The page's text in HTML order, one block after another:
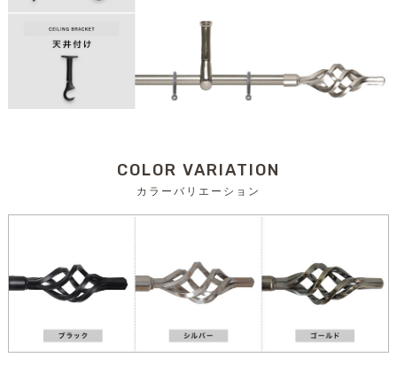
COLOR VARIATION
カラーバリエーション